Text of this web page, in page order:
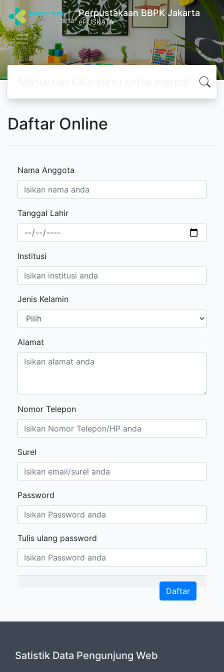
Perpustakaan BBPK Jakarta
ePUSKATA
Daftar Online
Nama Anggota
Tanggal Lahir
Institusi
Jenis Kelamin
Alamat
Nomor Telepon
Surel
Password
Tulis ulang password
Daftar
Satistik Data Pengunjung Web